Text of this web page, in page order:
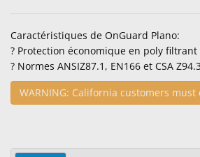
Chirurgical
Produits
Personalisés
Caractéristiques de OnGuard Plano:
? Protection économique en poly filtrant
? Normes ANSIZ87.1, EN166 et CSA Z94.3
WARNING: California customers